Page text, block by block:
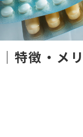
特徴・メ